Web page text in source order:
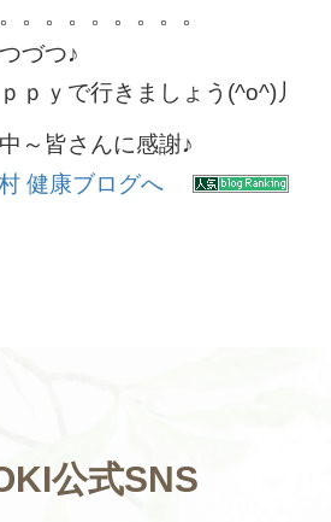
。。。。。。。。
づつ♪
ｐｙで行きましょう(^o^)丿
～皆さんに感謝♪
公式SNS